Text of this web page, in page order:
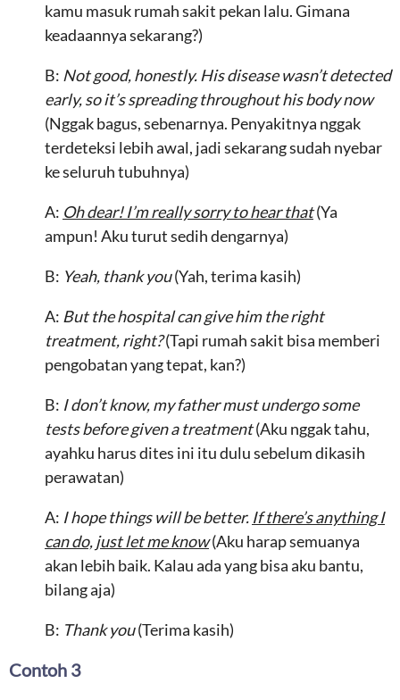
kamu masuk rumah sakit pekan lalu. Gimana
keadaannya sekarang?)
B: Not good, honestly. His disease wasn’t detected
early, so it’s spreading throughout his body now
(Nggak bagus, sebenarnya. Penyakitnya nggak
terdeteksi lebih awal, jadi sekarang sudah nyebar
ke seluruh tubuhnya)
A: Oh dear! I’m really sorry to hear that(Ya
ampun! Aku turut sedih dengarnya)
B: Yeah, thank you(Yah, terima kasih)
A: But the hospital can give him the right
treatment, right?(Tapi rumah sakit bisa memberi
pengobatan yang tepat, kan?)
B: I don’t know, my father must undergo some
tests before given a treatment(Aku nggak tahu,
ayahku harus dites ini itu dulu sebelum dikasih
perawatan)
A: I hope things will be better. If there’s anything I
can do, just let me know(Aku harap semuanya
akan lebih baik. Kalau ada yang bisa aku bantu,
bilang aja)
B: Thank you(Terima kasih)
Contoh 3